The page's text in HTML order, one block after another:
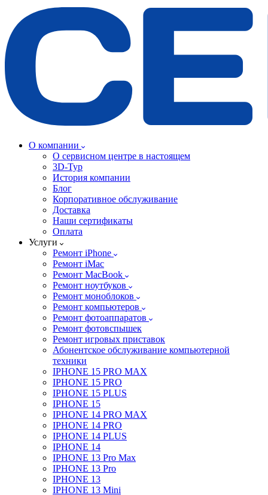
О компании
О сервисном центре в настоящем
3D-Тур
История компании
Блог
Корпоративное обслуживание
Доставка
Наши сертификаты
Оплата
Услуги
Ремонт iPhone
Ремонт iMac
Ремонт MacBook
Ремонт ноутбуков
Ремонт моноблоков
Ремонт компьютеров
Ремонт фотоаппаратов
Ремонт фотовспышек
Ремонт игровых приставок
Абонентское обслуживание компьютерной
техники
IPHONE 15 PRO MAX
IPHONE 15 PRO
IPHONE 15 PLUS
IPHONE 15
IPHONE 14 PRO MAX
IPHONE 14 PRO
IPHONE 14 PLUS
IPHONE 14
IPHONE 13 Pro Max
IPHONE 13 Pro
IPHONE 13
IPHONE 13 Mini